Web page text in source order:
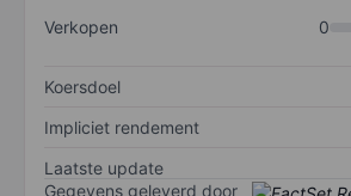
Verkopen
0
Koersdoel
Impliciet rendement
Laatste update
Gegevens geleverd door